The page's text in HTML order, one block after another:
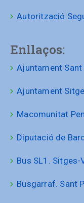
Autorització
Enllaços:
Ajuntament Sant
Ajuntament
Macomunitat
Diputació de
Bus SL1. Sitges-
Busgarraf. Sant